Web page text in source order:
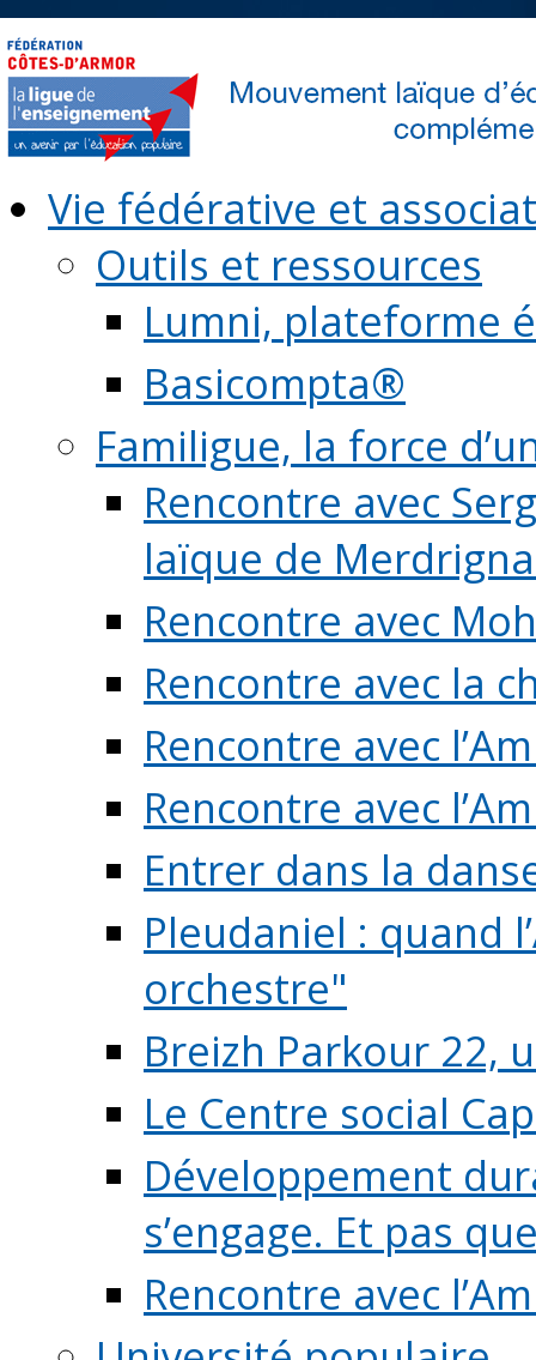
Vie fédérative et
Outils et ressources
Lumni, plateforme
Basicompta®
Familigue, la force
Rencontre avec
laïque de
Rencontre avec
Rencontre avec la
Rencontre avec
Rencontre avec
Entrer dans la
Pleudaniel : quand
orchestre"
Breizh Parkour 22,
Le Centre social
Développement
s’engage. Et pas
Rencontre avec